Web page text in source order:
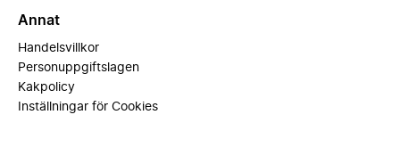
Annat
Handelsvillkor
Personuppgiftslagen
Kakpolicy
Inställningar för Cookies